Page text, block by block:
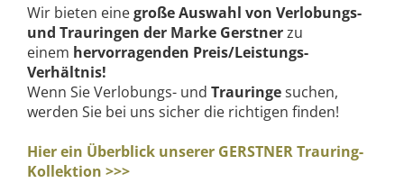
Wir bieten einegroße Auswahl von Verlobungs-
und Trauringen der Marke Gerstnerzu
einem hervorragenden Preis/Leistungs-
Verhältnis!
Wenn Sie Verlobungs- und Trauringesuchen,
werden Sie bei uns sicher die richtigen finden!
Hier ein Überblick unserer GERSTNER Trauring-
Kollektion >>>